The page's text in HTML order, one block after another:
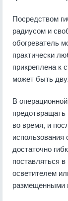
Посредством
радиусом и
обогреватель
практически
прикреплена к
может быть
В
предотвращать
во время, и
достаточно
поставляться
осветителем
размещенными